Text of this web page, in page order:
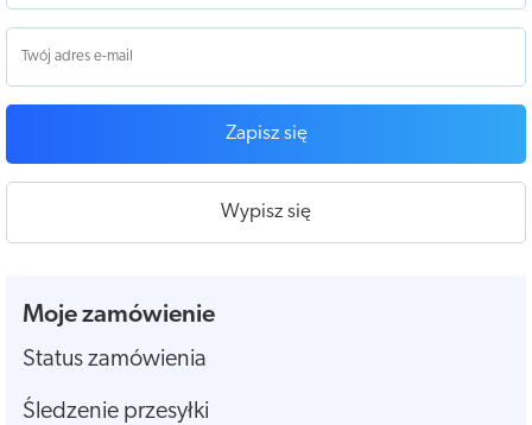
Zapisz się
Wypisz się
Moje zamówienie
Status zamówienia
Śledzenie przesyłki